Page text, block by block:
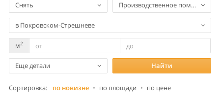
Снять Производственное помещение
в Покровском-Стрешневе
м2
Еще детали Найти
Сортировка: по новизне • по площади • по цене